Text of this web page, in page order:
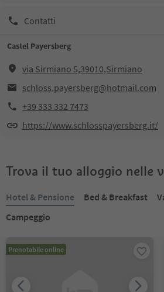
Contatti
Castel Payersberg
via Sirmiano 5,39010,Sirmiano
schloss.payersberg@hotmail.com
+39 333 332 7473
https://www.schlosspayersberg.it/
Trova il tuo alloggio nelle
Hotel & Pensione Bed & Breakfast
Campeggio
Prenotabile online